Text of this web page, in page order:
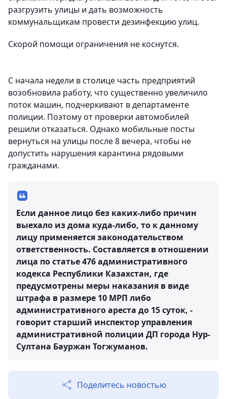
разгрузить улицы и дать возможность
коммунальщикам провести дезинфекцию улиц.
Скорой помощи ограничения не коснутся.
С начала недели в столице часть предприятий
возобновила работу, что существенно увеличило
поток машин, подчеркивают в департаменте
полиции. Поэтому от проверки автомобилей
решили отказаться. Однако мобильные посты
вернуться на улицы после 8 вечера, чтобы не
допустить нарушения карантина рядовыми
гражданами.
Если данное лицо без каких-либо причин
выехало из дома куда-либо, то к данному
лицу применяется законодательством
ответственность. Составляется в отношении
лица по статье 476 административного
кодекса Республики Казахстан, где
предусмотрены меры наказания в виде
штрафа в размере 10 МРП либо
административного ареста до 15 суток, -
говорит старший инспектор управления
административной полиции ДП города Нур-
Султана Бауржан Тогжуманов.
Поделитесь новостью